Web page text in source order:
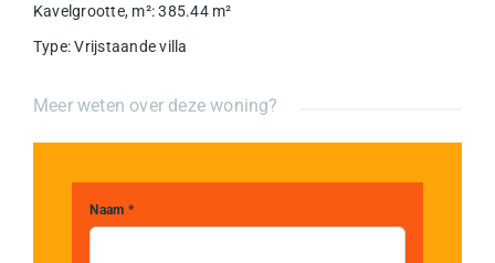
Kavelgrootte, m²: 385.44 m²
Type: Vrijstaande villa
Meer weten over deze woning?
Naam *